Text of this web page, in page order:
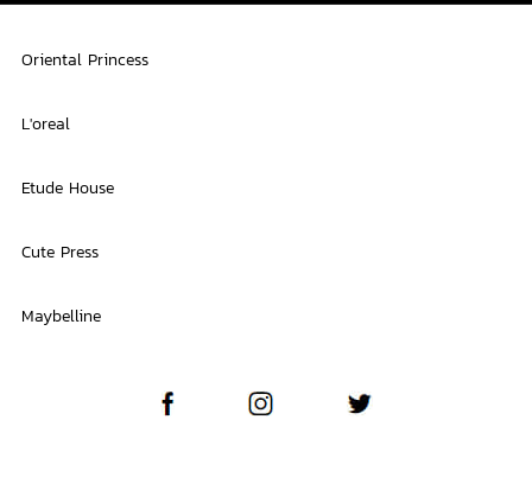
Oriental Princess
L'oreal
Etude House
Cute Press
Maybelline